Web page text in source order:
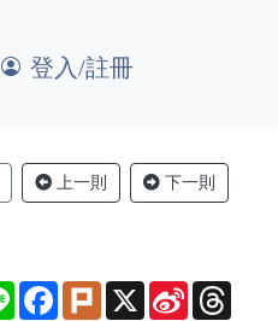
登入/註冊
上一則 下一則
Line Facebook
Plurk X
Sina
Weibo